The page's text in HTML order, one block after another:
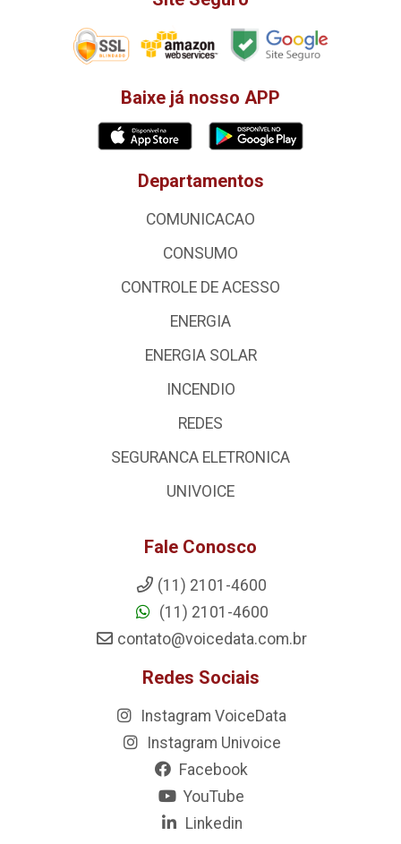
Baixe já nosso APP
Departamentos
COMUNICACAO
CONSUMO
CONTROLE DE ACESSO
ENERGIA
ENERGIA SOLAR
INCENDIO
REDES
SEGURANCA ELETRONICA
UNIVOICE
Fale Conosco
(11) 2101-4600
(11) 2101-4600
contato@voicedata.com.br
Redes Sociais
Instagram VoiceData
Instagram Univoice
Facebook
YouTube
Linkedin